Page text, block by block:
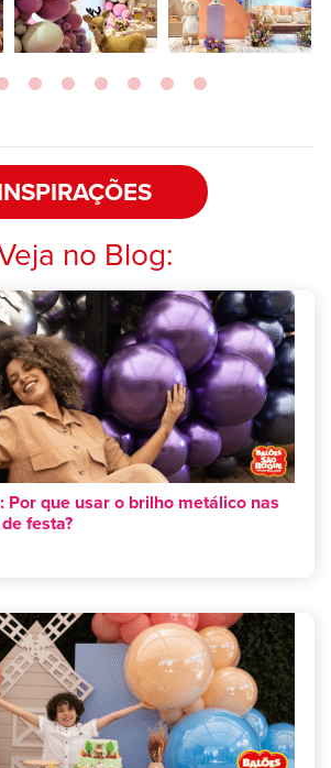
no Blog:
Por que usar o brilho metálico nas
festa?